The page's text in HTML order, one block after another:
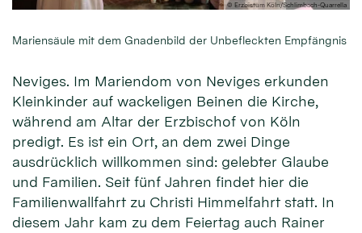
© Erzbistum Köln/Schlimbach-Quarrella
Mariensäule mit dem Gnadenbild der Unbefleckten Empfängnis
Neviges. Im Mariendom von Neviges erkunden
Kleinkinder auf wackeligen Beinen die Kirche,
während am Altar der Erzbischof von Köln
predigt. Es ist ein Ort, an dem zwei Dinge
ausdrücklich willkommen sind: gelebter Glaube
und Familien. Seit fünf Jahren findet hier die
Familienwallfahrt zu Christi Himmelfahrt statt. In
diesem Jahr kam zu dem Feiertag auch Rainer